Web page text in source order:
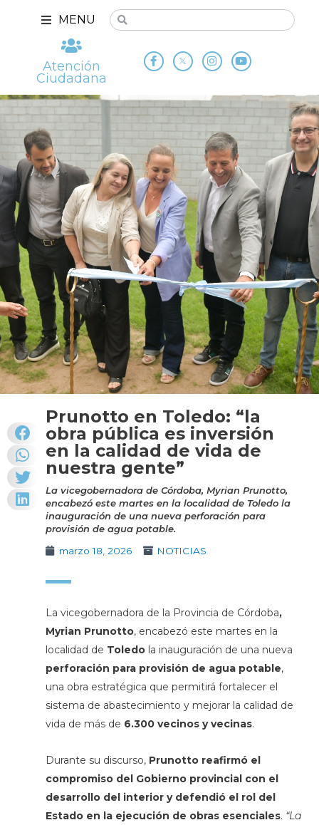
MENU
Atención
Ciudadana
Prunotto en Toledo: “la
obra pública es inversión
en la calidad de vida de
nuestra gente”
La vicegobernadora de Córdoba, Myrian Prunotto,
encabezó este martes en la localidad de Toledo la
inauguración de una nueva perforación para
provisión de agua potable.
marzo 18, 2026
NOTICIAS
La vicegobernadora de la Provincia de Córdoba,
Myrian Prunotto, encabezó este martes en la
localidad de Toledola inauguración de una nueva
perforación para provisión de agua potable,
una obra estratégica que permitirá fortalecer el
sistema de abastecimiento y mejorar la calidad de
vida de más de 6.300 vecinos y vecinas.
Durante su discurso, Prunotto reafirmó el
compromiso del Gobierno provincial con el
desarrollo del interior y defendió el rol del
Estado en la ejecución de obras esenciales. “La